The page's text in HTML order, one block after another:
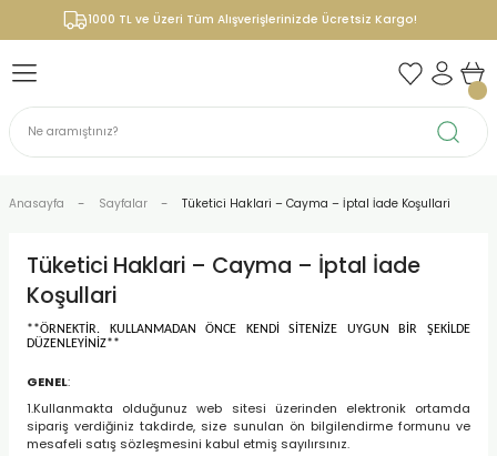
1000 TL ve Üzeri Tüm Alışverişlerinizde Ücretsiz Kargo!
Anasayfa Sayfalar Tüketici Haklari – Cayma – İptal İade Koşullari
Tüketici Haklari – Cayma – İptal İade
Koşullari
**ÖRNEKTİR. KULLANMADAN ÖNCE KENDİ SİTENİZE UYGUN BİR ŞEKİLDE
DÜZENLEYİNİZ**
GENEL:
1.Kullanmakta olduğunuz web sitesi üzerinden elektronik ortamda
sipariş verdiğiniz takdirde, size sunulan ön bilgilendirme formunu ve
mesafeli satış sözleşmesini kabul etmiş sayılırsınız.